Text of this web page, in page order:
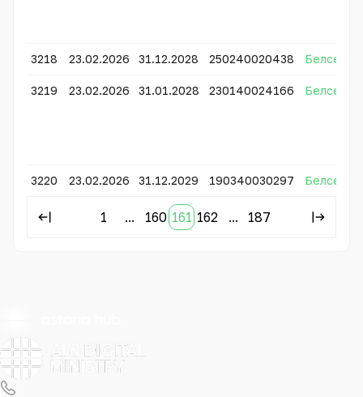
3218 23.02.2026 31.12.2028 250240020438 Белсенді
3219 23.02.2026 31.01.2028 230140024166 Белсенді
3220 23.02.2026 31.12.2029 190340030297 Белсенді
1 ... 160 161 162 ... 187